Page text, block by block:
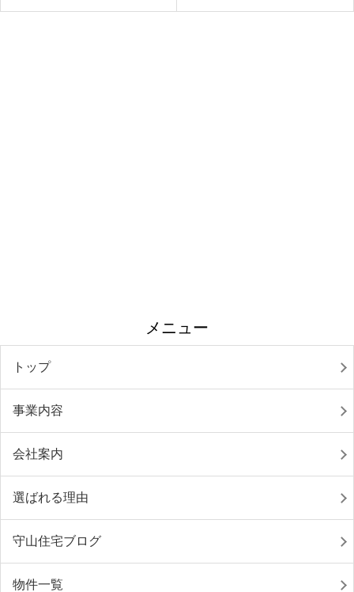
メニュー
トップ
事業内容
会社案内
選ばれる理由
守山住宅ブログ
物件一覧